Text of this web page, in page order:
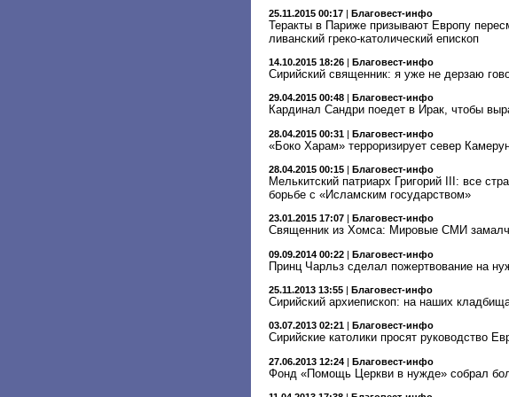
25.11.2015 00:17 | Благовест-инфо
Теракты в Париже призывают Европу
ливанский греко-католический епископ
14.10.2015 18:26 | Благовест-инфо
Сирийский священник: я уже не дерзаю
29.04.2015 00:48 Благовест-инфо
Кардинал Сандри поедет в Ирак, чтобы
28.04.2015 00:31 | Благовест-инфо
«Боко Харам» терроризирует север
28.04.2015 00:15 | Благовест-инфо
Мелькитский патриарх Григорий III: все
борьбе с «Исламским государством»
23.01.2015 17:07 Благовест-инфо
Священник из Хомса: Мировые СМИ
09.09.2014 00:22 | Благовест-инфо
Принц Чарльз сделал пожертвование на
25.11.2013 13:55 | Благовест-инфо
Сирийский архиепископ: на наших
03.07.2013 02:21 Благовест-инфо
Сирийские католики просят руководство
27.06.2013 12:24 | Благовест-инфо
Фонд «Помощь Церкви в нужде» собрал